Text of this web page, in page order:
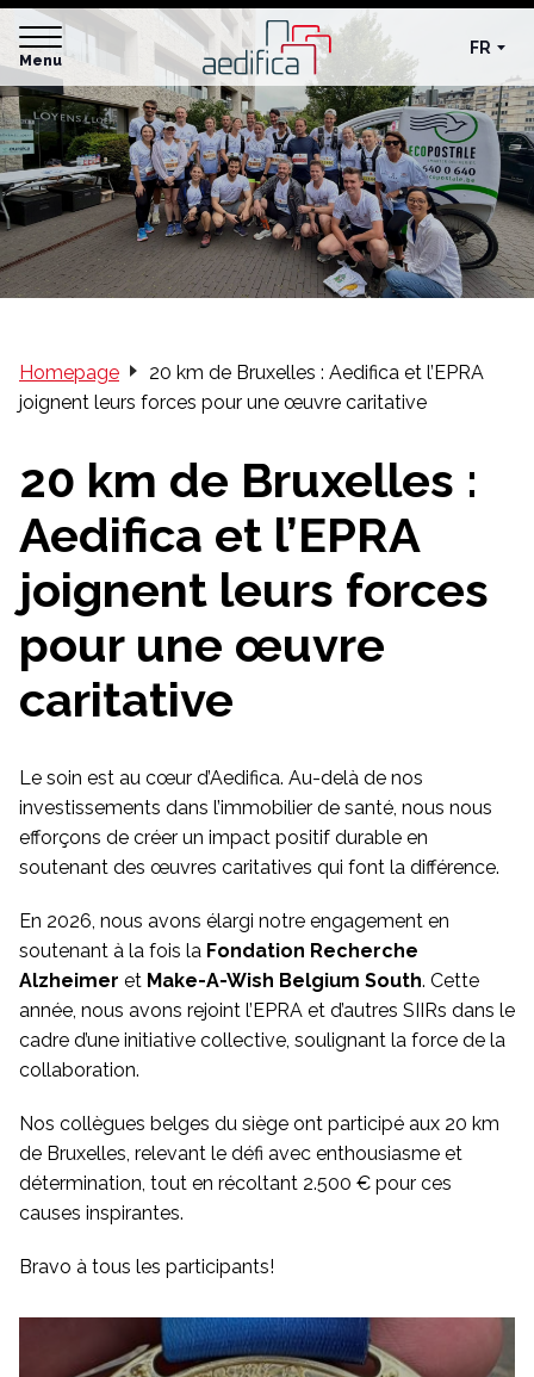
Menu
FR
Homepage
20 km de Bruxelles : Aedifica et l’EPRA
joignent leurs forces pour une œuvre caritative
20 km de Bruxelles :
Aedifica et l’EPRA
joignent leurs forces
pour une œuvre
caritative
Le soin est au cœur d’Aedifica. Au-delà de nos
investissements dans l’immobilier de santé, nous nous
efforçons de créer un impact positif durable en
soutenant des œuvres caritatives qui font la différence.
En 2026, nous avons élargi notre engagement en
soutenant à la fois la Fondation Recherche
Alzheimer et Make-A-Wish Belgium South. Cette
année, nous avons rejoint l’EPRA et d’autres SIIRs dans le
cadre d’une initiative collective, soulignant la force de la
collaboration.
Nos collègues belges du siège ont participé aux 20 km
de Bruxelles, relevant le défi avec enthousiasme et
détermination, tout en récoltant 2.500 € pour ces
causes inspirantes.
Bravo à tous les participants!